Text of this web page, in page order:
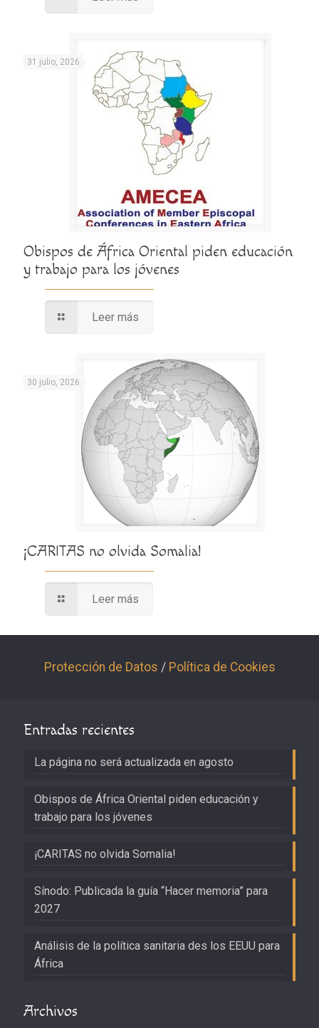
31 julio, 2026
Obispos de África Oriental piden educación
y trabajo para los jóvenes
Leer más
30 julio, 2026
¡CARITAS no olvida Somalia!
Leer más
Protección de Datos / Política de Cookies
Entradas recientes
La página no será actualizada en agosto
Obispos de África Oriental piden educación y
trabajo para los jóvenes
¡CARITAS no olvida Somalia!
Sínodo: Publicada la guía “Hacer memoria” para
2027
Análisis de la política sanitaria des los EEUU para
África
Archivos